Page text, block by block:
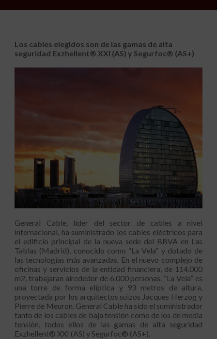
Los cables elegidos son de las gamas de alta
seguridad Exzhellent® XXI (AS) y Segurfoc® (AS+)
General Cable, líder del sector de cables a nivel
internacional, ha suministrado los cables eléctricos para
el edificio principal de la nueva sede del BBVA en Las
Tablas (Madrid), conocido como “La Vela” y dotado de
las tecnologías más avanzadas. En el nuevo complejo de
oficinas y servicios de la entidad financiera, de 114.000
m2, trabajaran alrededor de 6.000 personas. “La Vela” es
una torre de forma elíptica y 93 metros de altura,
proyectada por los arquitectos suizos Jacques Herzog y
Pierre de Meuron. General Cable ha sido el suministrador
tanto de los cables de baja tensión como de los de media
tensión, todos ellos de las gamas de alta seguridad
Exzhellent® XXI (AS) y Segurfoc® (AS+).